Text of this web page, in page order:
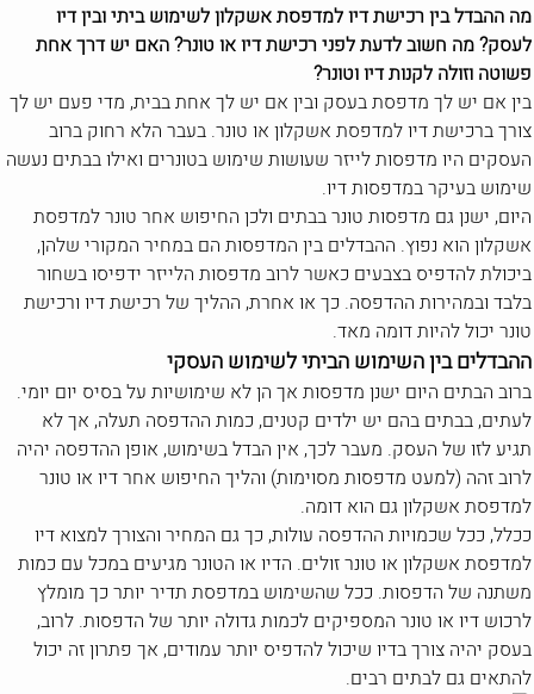
מה ההבדל בין רכישת דיו למדפסת אשקלון לשימוש ביתי ובין דיו
לעסק? מה חשוב לדעת לפני רכישת דיו או טונר? האם יש דרך אחת
פשוטה וזולה לקנות דיו וטונר?
בין אם יש לך מדפסת בעסק ובין אם יש לך אחת בבית, מדי פעם יש לך
צורך ברכישת דיו למדפסת אשקלון או טונר. בעבר הלא רחוק ברוב
העסקים היו מדפסות לייזר שעושות שימוש בטונרים ואילו בבתים נעשה
שימוש בעיקר במדפסות דיו.
היום, ישנן גם מדפסות טונר בבתים ולכן החיפוש אחר טונר למדפסת
אשקלון הוא נפוץ. ההבדלים בין המדפסות הם במחיר המקורי שלהן,
ביכולת להדפיס בצבעים כאשר לרוב מדפסות הלייזר ידפיסו בשחור
בלבד ובמהירות ההדפסה. כך או אחרת, ההליך של רכישת דיו ורכישת
טונר יכול להיות דומה מאד.
ההבדלים בין השימוש הביתי לשימוש העסקי
ברוב הבתים היום ישנן מדפסות אך הן לא שימושיות על בסיס יום יומי.
לעתים, בבתים בהם יש ילדים קטנים, כמות ההדפסה תעלה, אך לא
תגיע לזו של העסק. מעבר לכך, אין הבדל בשימוש, אופן ההדפסה יהיה
לרוב זהה (למעט מדפסות מסוימות) והליך החיפוש אחר דיו או טונר
למדפסת אשקלון גם הוא דומה.
ככלל, ככל שכמויות ההדפסה עולות, כך גם המחיר והצורך למצוא דיו
למדפסת אשקלון או טונר זולים. הדיו או הטונר מגיעים במכל עם כמות
משתנה של הדפסות. ככל שהשימוש במדפסת תדיר יותר כך מומלץ
לרכוש דיו או טונר המספיקים לכמות גדולה יותר של הדפסות. לרוב,
בעסק יהיה צורך בדיו שיכול להדפיס יותר עמודים, אך פתרון זה יכול
להתאים גם לבתים רבים.